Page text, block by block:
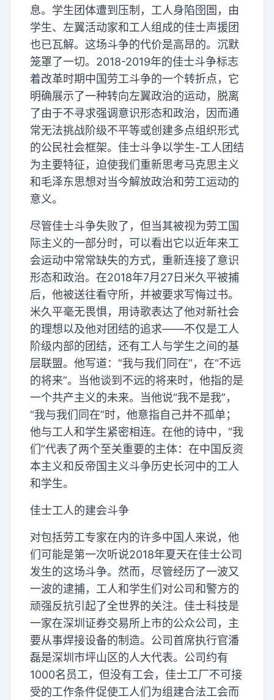
息。学生团体遭到压制，工人身陷囹圄，由
学生、左翼活动家和工人组成的佳士声援团
也已瓦解。这场斗争的代价是高昂的。沉默
笼罩了一切。2018-2019年的佳士斗争标志
着改革时期中国劳工斗争的一个转折点，它
明确展示了一种转向左翼政治的运动，脱离
了由于不寻求强调意识形态和政治，因而通
常无法挑战阶级不平等或创建多点组织形式
的公民社会框架。佳士斗争以学生-工人团结
为主要特征，迫使我们重新思考马克思主义
和毛泽东思想对当今解放政治和劳工运动的
意义。
尽管佳士斗争失败了，但当其被视为劳工国
际主义的一部分时，可以看出它以近年来工
会运动中常常缺失的方式，重新连接了意识
形态和政治。在2018年7月27日米久平被捕
后，他被送往看守所，并被要求写悔过书。
米久平毫无畏惧，用诗歌表达了他对新社会
的理想以及他对团结的追求——不仅是工人
阶级内部的团结，还有工人与学生之间的基
层联盟。他写道：“我与我们同在”，在“不远
的将来”。当他谈到不远的将来时，他指的是
一个共产主义的未来。当他说“我不是我”，
“我与我们同在”时，他意指自己并不孤单；
他与工人和学生紧密相连。在他的诗中，“我
们”代表了两个至关重要的主体：在中国反资
本主义和反帝国主义斗争历史长河中的工人
和学生。
佳士工人的建会斗争
对包括劳工专家在内的许多中国人来说，他
们可能是第一次听说2018年夏天在佳士公司
发生的这场斗争。然而，尽管经历了一波又
一波的逮捕，工人和学生们对公司和警方的
顽强反抗引起了全世界的关注。佳士科技是
一家在深圳证券交易所上市的公众公司，主
要从事焊接设备的制造。公司首席执行官潘
磊是深圳市坪山区的人大代表。公司约有
1000名员工，但没有工会，佳士工厂不可接
受的工作条件促使工人们为组建合法工会而